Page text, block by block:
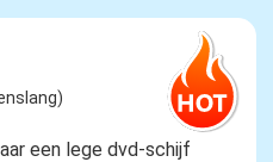
een lege dvd-schijf